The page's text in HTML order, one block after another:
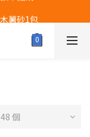
薯砂1包
火速搶購
個